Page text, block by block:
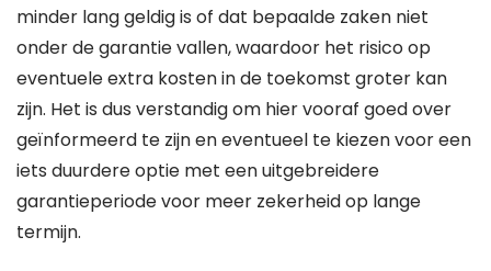
minder lang geldig is of dat bepaalde zaken niet
onder de garantie vallen, waardoor het risico op
eventuele extra kosten in de toekomst groter kan
zijn. Het is dus verstandig om hier vooraf goed over
geïnformeerd te zijn en eventueel te kiezen voor een
iets duurdere optie met een uitgebreidere
garantieperiode voor meer zekerheid op lange
termijn.